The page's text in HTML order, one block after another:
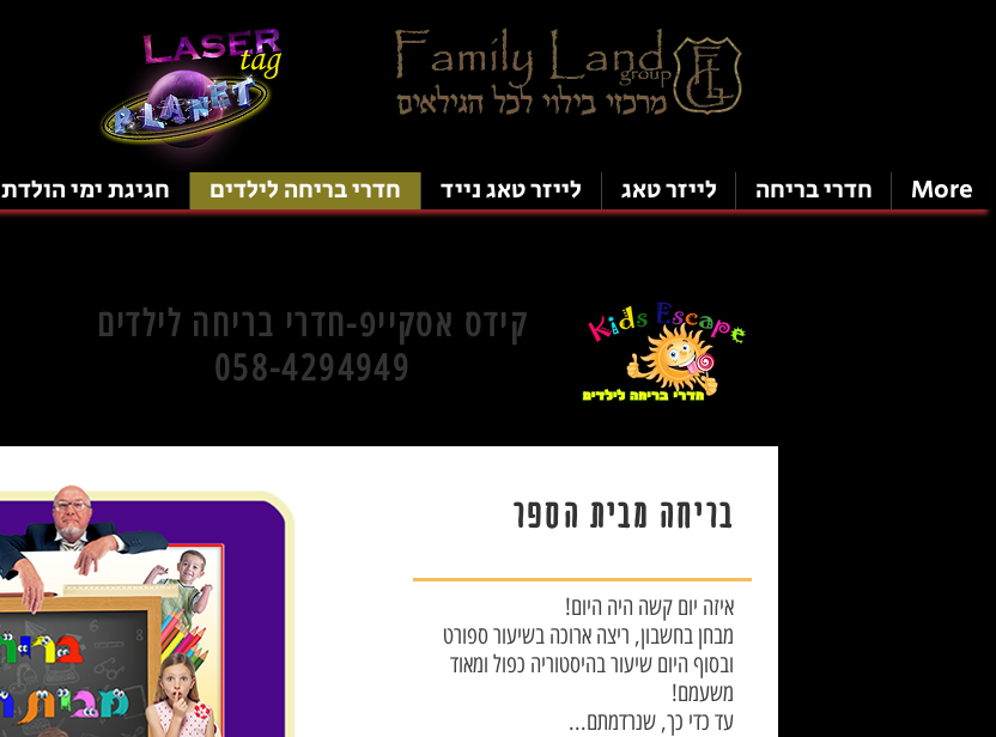
חגיגת ימי הולדת חדרי בריחה לילדים לייזר טאג נייד לייזר טאג חדרי בריחה More
קידס אסקייפ-חדרי בריחה לילדים
058-4294949
בריחה מבית הספר
!איזה יום קשה היה היום
מבחן בחשבון, ריצה ארוכה בשיעור ספורט
ובסוף היום שיעור בהיסטוריה כפול ומאוד
!משעמם
...עד כדי כך, שנרדמתם